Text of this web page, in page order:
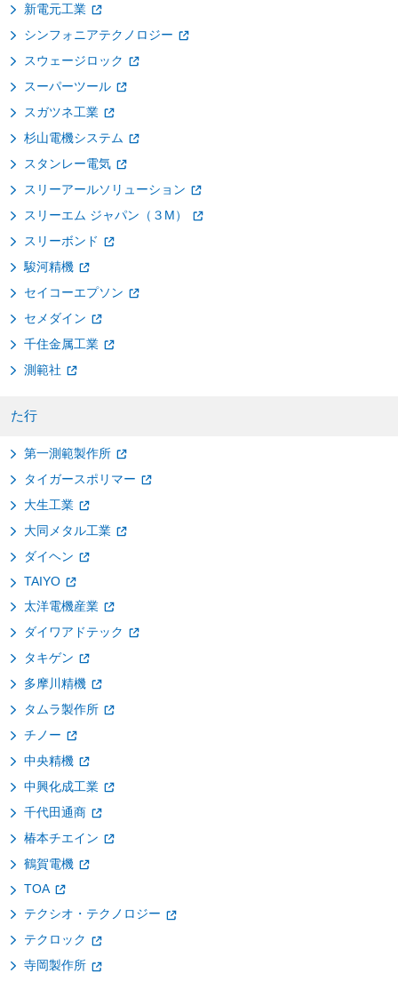
新電元工業
シンフォニアテクノロジー
スウェージロック
スーパーツール
スガツネ工業
杉山電機システム
スタンレー電気
スリーアールソリューション
スリーエム ジャパン（３M）
スリーボンド
駿河精機
セイコーエプソン
セメダイン
千住金属工業
測範社
た行
第一測範製作所
タイガースポリマー
大生工業
大同メタル工業
ダイヘン
TAIYO
太洋電機産業
ダイワアドテック
タキゲン
多摩川精機
タムラ製作所
チノー
中央精機
中興化成工業
千代田通商
椿本チエイン
鶴賀電機
TOA
テクシオ・テクノロジー
テクロック
寺岡製作所